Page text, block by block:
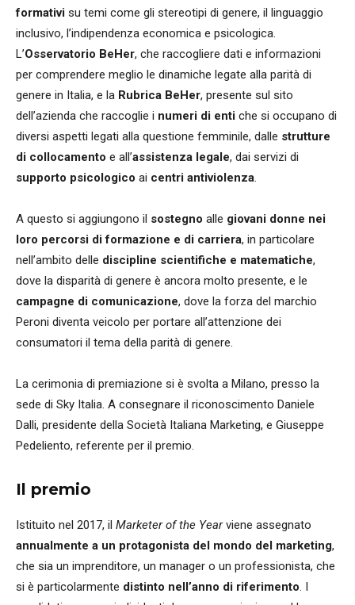
formativi su temi come gli stereotipi di genere, il linguaggio
inclusivo, l’indipendenza economica e psicologica.
L’Osservatorio BeHer, che raccogliere dati e informazioni
per comprendere meglio le dinamiche legate alla parità di
genere in Italia, e la Rubrica BeHer, presente sul sito
dell’azienda che raccoglie i numeri di enti che si occupano di
diversi aspetti legati alla questione femminile, dalle strutture
di collocamento e all’assistenza legale, dai servizi di
supporto psicologico ai centri antiviolenza.
A questo si aggiungono il sostegno alle giovani donne nei
loro percorsi di formazione e di carriera, in particolare
nell’ambito delle discipline scientifiche e matematiche,
dove la disparità di genere è ancora molto presente, e le
campagne di comunicazione, dove la forza del marchio
Peroni diventa veicolo per portare all’attenzione dei
consumatori il tema della parità di genere.
La cerimonia di premiazione si è svolta a Milano, presso la
sede di Sky Italia. A consegnare il riconoscimento Daniele
Dalli, presidente della Società Italiana Marketing, e Giuseppe
Pedeliento, referente per il premio.
Il premio
Istituito nel 2017, il Marketer of the Yearviene assegnato
annualmente a un protagonista del mondo del marketing,
che sia un imprenditore, un manager o un professionista, che
si è particolarmente distinto nell’anno di riferimento. I